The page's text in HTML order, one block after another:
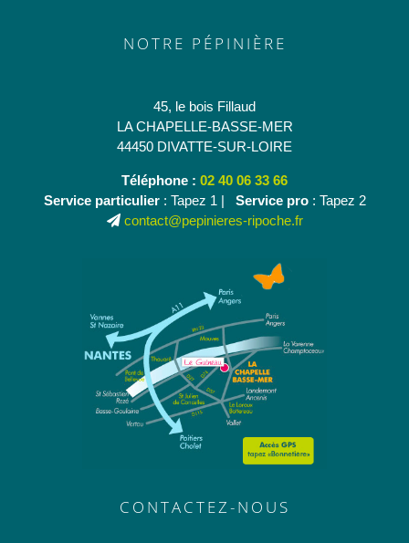
NOTRE PÉPINIÈRE
45, le bois Fillaud
LA CHAPELLE-BASSE-MER
44450 DIVATTE-SUR-LOIRE
Téléphone : 02 40 06 33 66
Service particulier: Tapez 1 | Service pro: Tapez 2
contact@pepinieres-ripoche.fr
CONTACTEZ-NOUS